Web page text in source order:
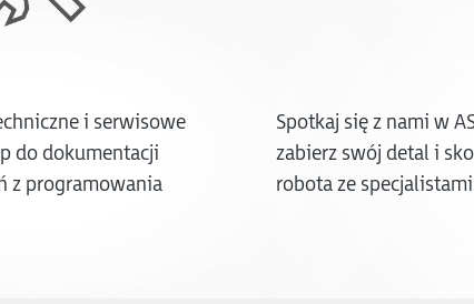
i serwisowe
do dokumentacji
z programowania
Spotkaj się z nami w
zabierz swój detal i
robota ze